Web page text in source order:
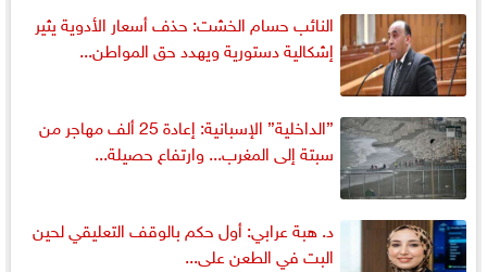
النائب حسام الخشت: حذف أسعار الأدوية يثير
إشكالية دستورية ويهدد حق المواطن...
”الداخلية” الإسبانية: إعادة 25 ألف مهاجر من
سبتة إلى المغرب... وارتفاع حصيلة...
د. هبة عرابي: أول حكم بالوقف التعليقي لحين
البت في الطعن على...